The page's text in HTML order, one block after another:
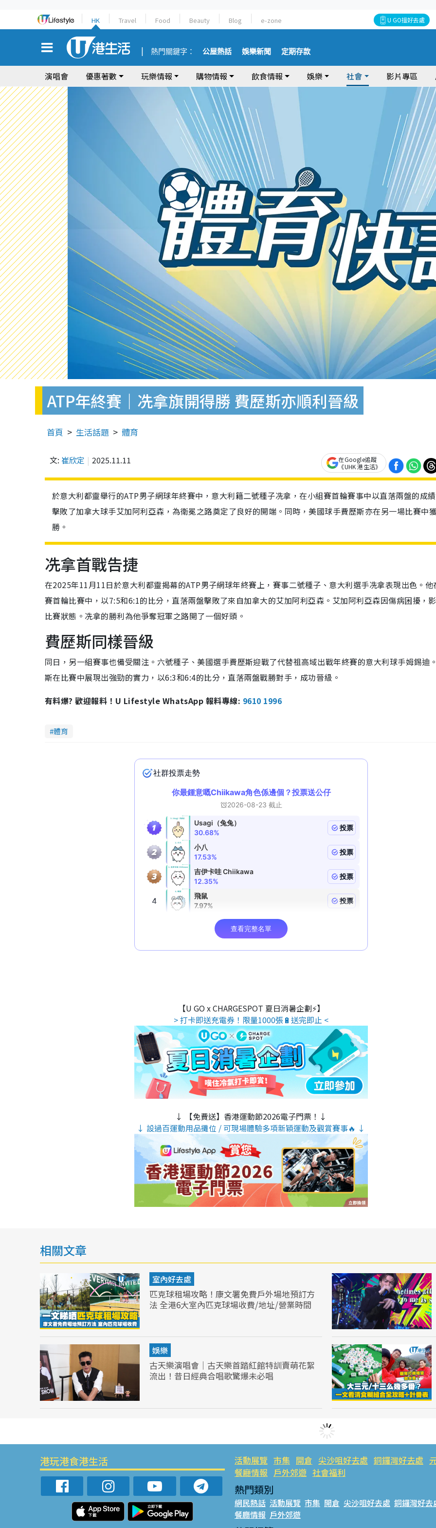
HK Travel Food Beauty Blog e-zone U GO搵好去處
熱門關鍵字： 公屋熱話 娛樂新聞 定期存款
演唱會 優惠著數 玩樂情報 購物情報 飲食情報 娛樂 社會 影片專區
ATP年終賽｜冼拿旗開得勝 費歷斯亦順利晉級
首頁 生活話題 體育
文: 崔欣定 2025.11.11
在Google追蹤
《UHK 港生活》
於意大利都靈舉行的ATP男子網球年終賽中，意大利籍二號種子冼拿，在小組賽首輪賽事中以直落兩盤的成
擊敗了加拿大球手艾加阿利亞森，為衛冕之路奠定了良好的開端。同時，美國球手費歷斯亦在另一場比賽中
勝。
冼拿首戰告捷
在2025年11月11日於意大利都靈揭幕的ATP男子網球年終賽上，賽事二號種子、意大利選手冼拿表現出色。他
賽首輪比賽中，以7:5和6:1的比分，直落兩盤擊敗了來自加拿大的艾加阿利亞森。艾加阿利亞森因傷病困擾，
比賽狀態。冼拿的勝利為他爭奪冠軍之路開了一個好頭。
費歷斯同樣晉級
同日，另一組賽事也備受關注。六號種子、美國選手費歷斯迎戰了代替祖高域出戰年終賽的意大利球手姆錫迪
斯在比賽中展現出強勁的實力，以6:3和6:4的比分，直落兩盤戰勝對手，成功晉級。
有料爆? 歡迎報料！U Lifestyle WhatsApp 報料專線: 9610 1996
體育
【U GO x CHARGESPOT 夏日消暑企劃⚡】
> 打卡即送充電券！限量1000張🔋送完即止 <
↓ 【免費送】香港運動節2026電子門票！↓
↓ 設過百運動用品攤位 / 可現場體驗多項新穎運動及觀賞賽事🔥 ↓
相關文章
室內好去處
匹克球租場攻略！康文署免費戶外場地預訂方
法 全港6大室內匹克球場收費/地址/營業時間
娛樂
古天樂演唱會｜古天樂首踏紅館特訓賣萌花絮
流出！昔日經典合唱歌驚爆未必唱
港玩港食港生活 活動展覽 市集 開倉 尖沙咀好去處 銅鑼灣好去處
餐廳情報 戶外郊遊 社會福利
熱門類別
網民熱話 活動展覽 市集 開倉 尖沙咀好去處 銅鑼灣好去
餐廳情報 戶外郊遊